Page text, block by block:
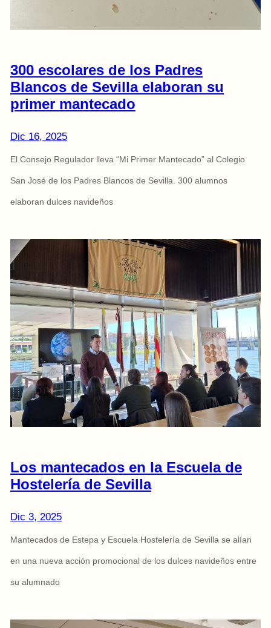
300 escolares de los Padres
Blancos de Sevilla elaboran su
primer mantecado
Dic 16, 2025
El Consejo Regulador lleva “Mi Primer Mantecado” al Colegio
San José de los Padres Blancos de Sevilla. 300 alumnos
elaboran dulces navideños
Los mantecados en la Escuela de
Hostelería de Sevilla
Dic 3, 2025
Mantecados de Estepa y Escuela Hostelería de Sevilla se alían
en una nueva acción promocional de los dulces navideños entre
su alumnado